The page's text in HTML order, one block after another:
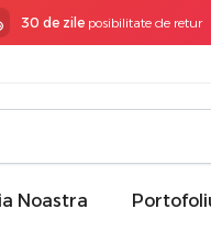
3 ani garantiela toate produsele
Noastra